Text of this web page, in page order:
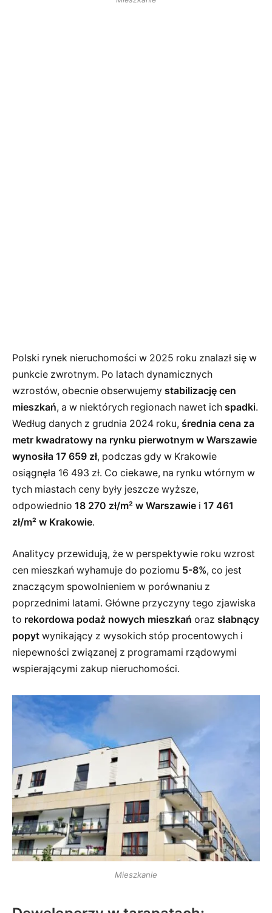
Polski rynek nieruchomości w 2025 roku znalazł się w
punkcie zwrotnym. Po latach dynamicznych
wzrostów, obecnie obserwujemy stabilizację cen
mieszkań, a w niektórych regionach nawet ich spadki.
Według danych z grudnia 2024 roku, średnia cena za
metr kwadratowy na rynku pierwotnym w Warszawie
wynosiła 17 659 zł, podczas gdy w Krakowie
osiągnęła 16 493 zł. Co ciekawe, na rynku wtórnym w
tych miastach ceny były jeszcze wyższe,
odpowiednio 18 270 zł/m² w Warszawie i 17 461
zł/m² w Krakowie.
Analitycy przewidują, że w perspektywie roku wzrost
cen mieszkań wyhamuje do poziomu 5-8%, co jest
znaczącym spowolnieniem w porównaniu z
poprzednimi latami. Główne przyczyny tego zjawiska
to rekordowa podaż nowych mieszkań oraz słabnący
popyt wynikający z wysokich stóp procentowych i
niepewności związanej z programami rządowymi
wspierającymi zakup nieruchomości.
Mieszkanie